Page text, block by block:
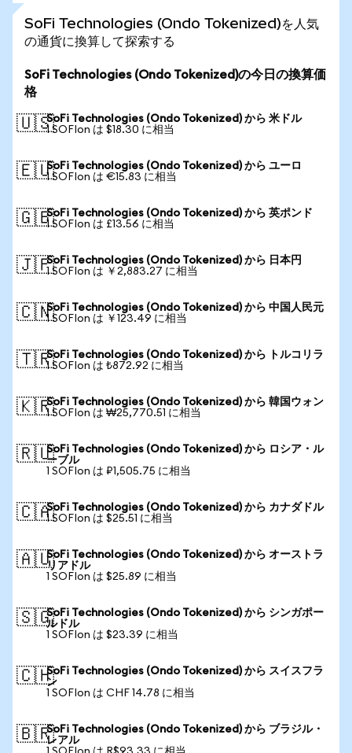
SoFi Technologies (Ondo Tokenized)を人気
の通貨に換算して探索する
SoFi Technologies (Ondo Tokenized)の今日の換算価
格
🇺🇸SoFi Technologies (Ondo Tokenized) から 米ドル
1 SOFIon は $18.30 に相当
🇪🇺SoFi Technologies (Ondo Tokenized) から ユーロ
1 SOFIon は €15.83 に相当
🇬🇧SoFi Technologies (Ondo Tokenized) から 英ポンド
1 SOFIon は £13.56 に相当
🇯🇵SoFi Technologies (Ondo Tokenized) から 日本円
1 SOFIon は ￥2,883.27 に相当
🇨🇳SoFi Technologies (Ondo Tokenized) から 中国人民元
1 SOFIon は ￥123.49 に相当
🇹🇷SoFi Technologies (Ondo Tokenized) から トルコリラ
1 SOFIon は ₺872.92 に相当
🇰🇷SoFi Technologies (Ondo Tokenized) から 韓国ウォン
1 SOFIon は ₩25,770.51 に相当
🇷🇺SoFi Technologies (Ondo Tokenized) から ロシア・ル
ーブル
1 SOFIon は ₽1,505.75 に相当
🇨🇦SoFi Technologies (Ondo Tokenized) から カナダドル
1 SOFIon は $25.51 に相当
🇦🇺SoFi Technologies (Ondo Tokenized) から オーストラ
リアドル
1 SOFIon は $25.89 に相当
🇸🇬SoFi Technologies (Ondo Tokenized) から シンガポー
ルドル
1 SOFIon は $23.39 に相当
🇨🇭SoFi Technologies (Ondo Tokenized) から スイスフラ
ン
1 SOFIon は CHF 14.78 に相当
🇧🇷SoFi Technologies (Ondo Tokenized) から ブラジル・
レアル